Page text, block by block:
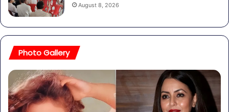
August 8, 2026
Photo Gallery
बॉलीवुड
की
तलाकशुदा
हसीनाएं,
की